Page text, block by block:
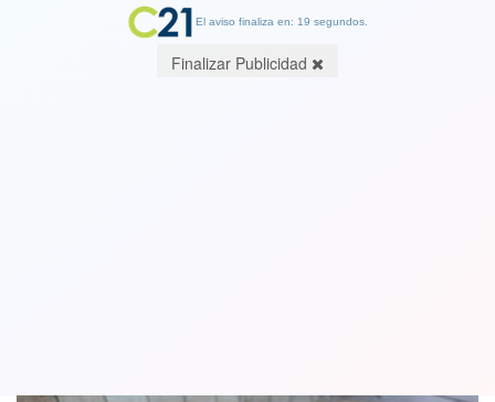
El aviso finaliza en: 17 segundos.
Finalizar Publicidad